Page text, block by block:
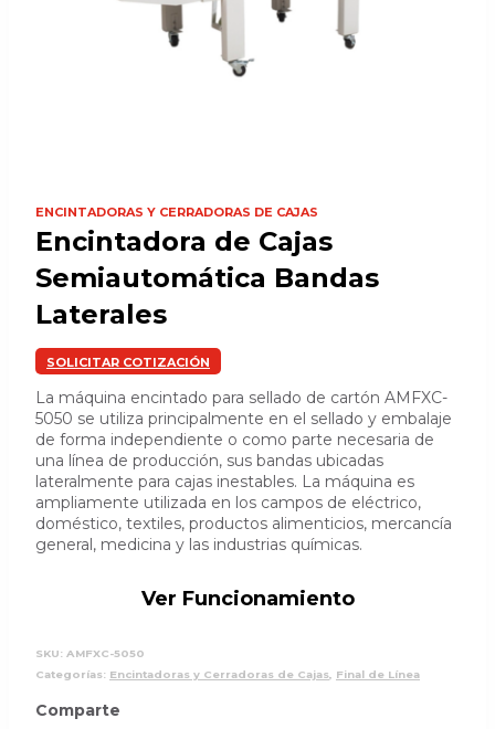
ENCINTADORAS Y CERRADORAS DE CAJAS
Encintadora de Cajas
Semiautomática Bandas
Laterales
SOLICITAR COTIZACIÓN
La máquina encintado para sellado de cartón AMFXC-
5050 se utiliza principalmente en el sellado y embalaje
de forma independiente o como parte necesaria de
una línea de producción, sus bandas ubicadas
lateralmente para cajas inestables. La máquina es
ampliamente utilizada en los campos de eléctrico,
doméstico, textiles, productos alimenticios, mercancía
general, medicina y las industrias químicas.
Ver Funcionamiento
SKU: AMFXC-5050
Categorías: Encintadoras y Cerradoras de Cajas, Final de Línea
Comparte